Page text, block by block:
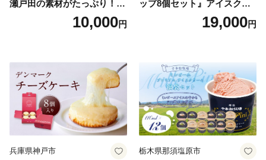
瀬戸田の素材がたっぷり！ジ
10,000円
ップ8個セット』アイスクリ
ーム アイス スイーツ デザー
19,000円
兵庫県神戸市 栃木県那須塩原市